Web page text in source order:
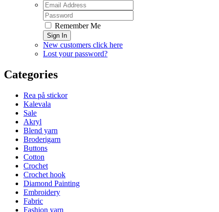
Remember Me
Sign In
New customers click here
Lost your password?
Categories
Rea på stickor
Kalevala
Sale
Akryl
Blend yarn
Broderigarn
Buttons
Cotton
Crochet
Crochet hook
Diamond Painting
Embroidery
Fabric
Fashion yarn